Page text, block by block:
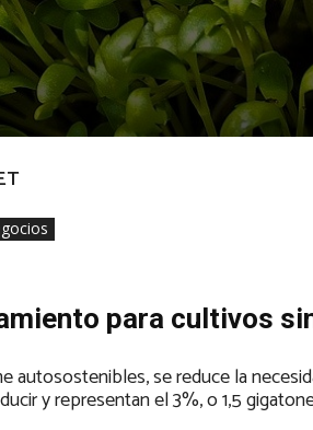
para cultivos
autosostenibles, se reduce la
y representan el 3%, o 1,5